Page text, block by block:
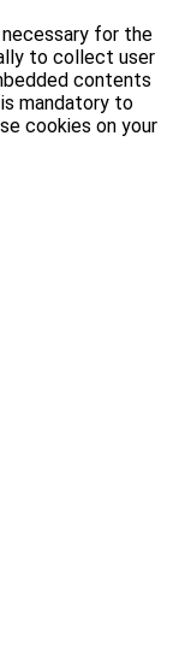
for the
to collect user
contents
mandatory to
cookies on your